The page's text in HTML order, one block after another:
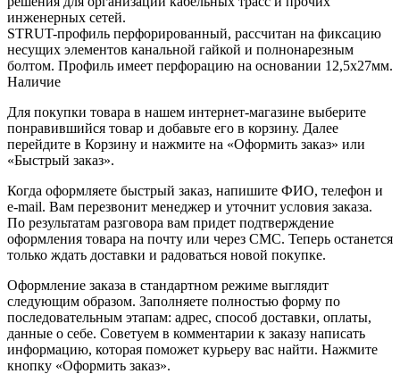
инженерных сетей.
STRUT-профиль перфорированный, рассчитан на фиксацию
несущих элементов канальной гайкой и полнонарезным
болтом. Профиль имеет перфорацию на основании 12,5х27мм.
Наличие
Для покупки товара в нашем интернет-магазине выберите
понравившийся товар и добавьте его в корзину. Далее
перейдите в Корзину и нажмите на «Оформить заказ» или
«Быстрый заказ».
Когда оформляете быстрый заказ, напишите ФИО, телефон и
e-mail. Вам перезвонит менеджер и уточнит условия заказа.
По результатам разговора вам придет подтверждение
оформления товара на почту или через СМС. Теперь останется
только ждать доставки и радоваться новой покупке.
Оформление заказа в стандартном режиме выглядит
следующим образом. Заполняете полностью форму по
последовательным этапам: адрес, способ доставки, оплаты,
данные о себе. Советуем в комментарии к заказу написать
информацию, которая поможет курьеру вас найти. Нажмите
кнопку «Оформить заказ».